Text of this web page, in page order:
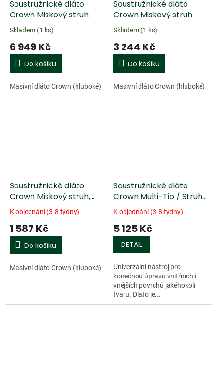
Soustružnické dláto
Crown Miskový struh
Skladem (1 ks)
6 949 Kč
Do košíku
Masivní dláto Crown (hluboké)
Soustružnické dláto
Crown Miskový struh
Skladem (1 ks)
3 244 Kč
Do košíku
Masivní dláto Crown (hluboké)
Soustružnické dláto
Crown Miskový struh,
rovné ostříM2-HSS -
šířka 9 mm, celková
délka 6
K objednání (3-8 týdny)
1 587 Kč
Do košíku
Masivní dláto Crown (hluboké)
Soustružnické dláto
Crown Multi-Tip / Struh
s výměnnými břity,
rukojeť z Jasanu
ošetřená olejem
K objednání (3-8 týdny)
5 125 Kč
DETAIL
Univerzální nástroj pro
konečnou úpravu vnitřních i
vnějších povrchů jakéhokoli
tvaru. Dláto je...